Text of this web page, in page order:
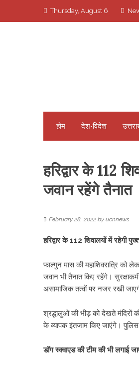
Thursday, August 6
होम देश-विदेश
हरिद्वार के 112
जवान रहेंगे तैनात
February 28, 2022 by ucnnews
हरिद्वार के 112 शिवालयों में रहेगी
फाल्गुन मास की महाशिवरात्रि को
जवान भी तैनात किए रहेंगे।
असामाजिक तत्वों पर नजर रखी
श्रद्धालुओं की भीड़ को देखते मंदिरों
के व्यापक इंतजाम किए जाएंगे। पुलिस
डॉग स्क्वाएड की टीम की भी लगाई